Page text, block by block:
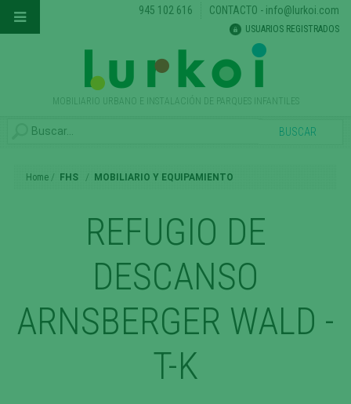
MOBILIARIO URBANO E INSTALACIÓN DE PARQUES INFANTILES
945 102 616 CONTACTO - info@lurkoi.com
USUARIOS REGISTRADOS
Home FHS MOBILIARIO Y EQUIPAMIENTO
REFUGIO DE
DESCANSO
ARNSBERGER WALD -
T-K